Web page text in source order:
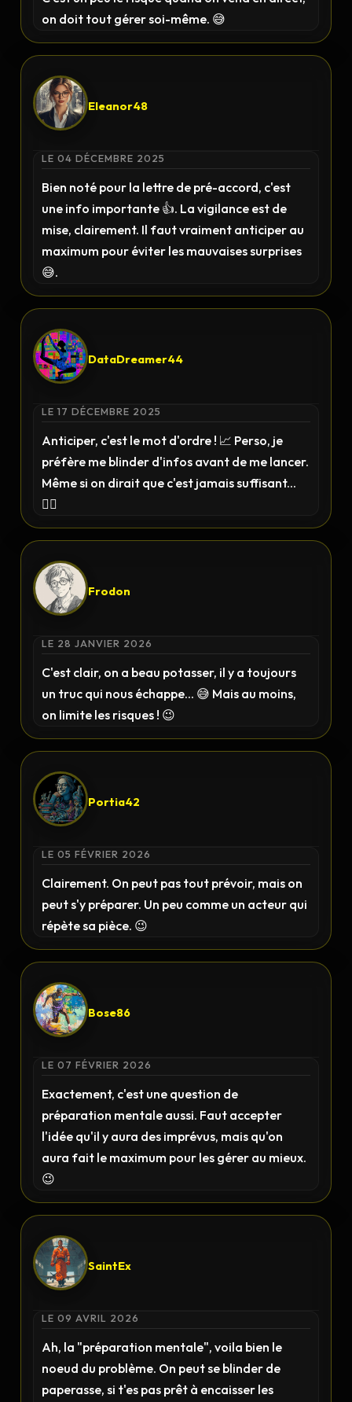
on doit tout gérer soi-même. 😅
Eleanor48
LE 04 DÉCEMBRE 2025
Bien noté pour la lettre de pré-accord, c'est
une info importante 👍. La vigilance est de
mise, clairement. Il faut vraiment anticiper au
maximum pour éviter les mauvaises surprises
😅.
DataDreamer44
LE 17 DÉCEMBRE 2025
Anticiper, c'est le mot d'ordre ! 📈 Perso, je
préfère me blinder d'infos avant de me lancer.
Même si on dirait que c'est jamais suffisant...
🤷‍♂️
Frodon
LE 28 JANVIER 2026
C'est clair, on a beau potasser, il y a toujours
un truc qui nous échappe... 😅 Mais au moins,
on limite les risques ! 😉
Portia42
LE 05 FÉVRIER 2026
Clairement. On peut pas tout prévoir, mais on
peut s'y préparer. Un peu comme un acteur qui
répète sa pièce. 😉
Bose86
LE 07 FÉVRIER 2026
Exactement, c'est une question de
préparation mentale aussi. Faut accepter
l'idée qu'il y aura des imprévus, mais qu'on
aura fait le maximum pour les gérer au mieux.
😉
SaintEx
LE 09 AVRIL 2026
Ah, la "préparation mentale", voila bien le
noeud du problème. On peut se blinder de
paperasse, si t'es pas prêt à encaisser les